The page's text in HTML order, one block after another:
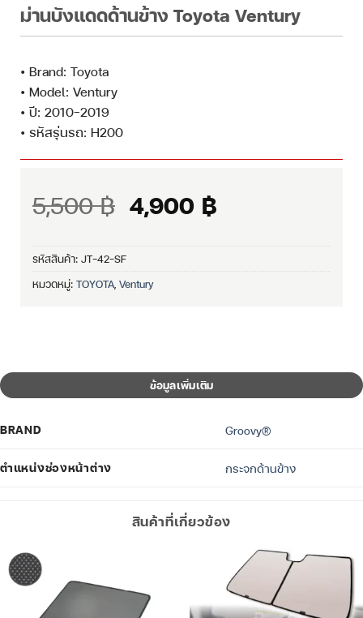
ม่านบังแดดด้านข้าง Toyota Ventury
• Brand: Toyota
• Model: Ventury
• ปี: 2010-2019
• รหัสรุ่นรถ: H200
5,500฿ Original
price
was:
5,500 ฿.
4,900 ฿Current
is:
4,900 ฿.
รหัสสินค้า: JT-42-SF
หมวดหมู่: TOYOTA, Ventury
ข้อมูลเพิ่มเติม
BRAND Groovy®
ตำแหน่งช่องหน้าต่าง กระจกด้านข้าง
สินค้าที่เกี่ยวข้อง